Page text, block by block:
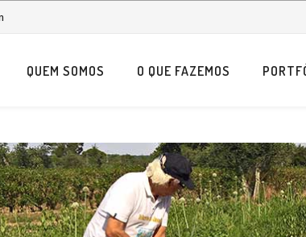
QUEM SOMOS O QUE FAZEMOS